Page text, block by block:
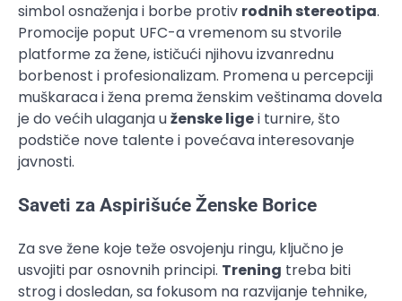
simbol osnaženja i borbe protiv rodnih stereotipa.
Promocije poput UFC-a vremenom su stvorile
platforme za žene, ističući njihovu izvanrednu
borbenost i profesionalizam. Promena u percepciji
muškaraca i žena prema ženskim veštinama dovela
je do većih ulaganja uženske ligei turnire, što
podstiče nove talente i povećava interesovanje
javnosti.
Saveti za Aspirišuće Ženske Borice
Za sve žene koje teže osvojenju ringu, ključno je
usvojiti par osnovnih principi. Trening treba biti
strog i dosledan, sa fokusom na razvijanje tehnike,